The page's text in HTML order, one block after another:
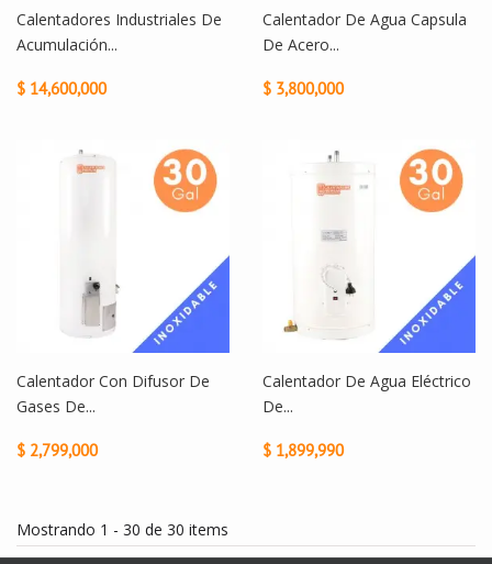
Calentadores Industriales De
Acumulación...
$ 14,600,000
Calentador De Agua Capsula
De Acero...
$ 3,800,000
Calentador Con Difusor De
Gases De...
$ 2,799,000
Calentador De Agua Eléctrico
De...
$ 1,899,990
Mostrando 1 - 30 de 30 items